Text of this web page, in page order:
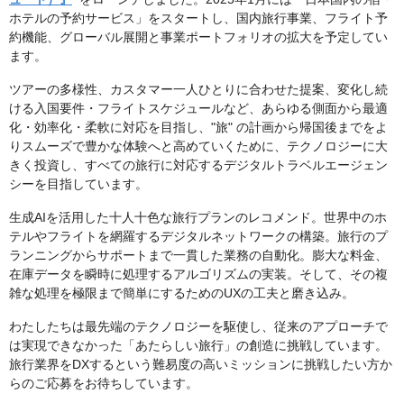
ホテルの予約サービス」をスタートし、国内旅行事業、フライト予
約機能、グローバル展開と事業ポートフォリオの拡大を予定してい
ます。
ツアーの多様性、カスタマー一人ひとりに合わせた提案、変化し続
ける入国要件・フライトスケジュールなど、あらゆる側面から最適
化・効率化・柔軟に対応を目指し、"旅" の計画から帰国後までをよ
りスムーズで豊かな体験へと高めていくために、テクノロジーに大
きく投資し、すべての旅行に対応するデジタルトラベルエージェン
シーを目指しています。
生成AIを活用した十人十色な旅行プランのレコメンド。世界中のホ
テルやフライトを網羅するデジタルネットワークの構築。旅行のプ
ランニングからサポートまで一貫した業務の自動化。膨大な料金、
在庫データを瞬時に処理するアルゴリズムの実装。そして、その複
雑な処理を極限まで簡単にするためのUXの工夫と磨き込み。
わたしたちは最先端のテクノロジーを駆使し、従来のアプローチで
は実現できなかった「あたらしい旅行」の創造に挑戦しています。
旅行業界をDXするという難易度の高いミッションに挑戦したい方か
らのご応募をお待ちしています。